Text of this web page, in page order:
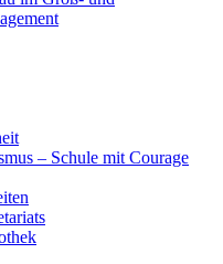
– Schule mit Courage